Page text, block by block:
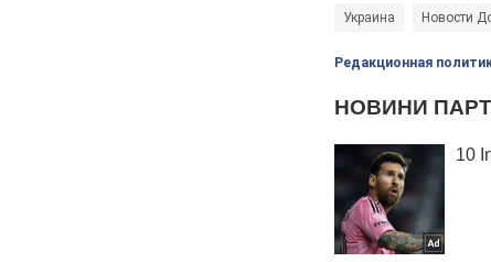
Украина Новости
Редакционная